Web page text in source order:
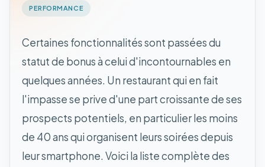
PERFORMANCE
Certaines fonctionnalités sont passées du
statut de bonus à celui d'incontournables en
quelques années. Un restaurant qui en fait
l'impasse se prive d'une part croissante de ses
prospects potentiels, en particulier les moins
de 40 ans qui organisent leurs soirées depuis
leur smartphone. Voici la liste complète des